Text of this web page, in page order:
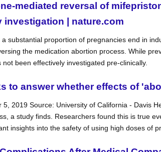
mediated reversal of
investigation | nature.com
a substantial proportion of pregnancies end in
the medication abortion process. While
not been effectively investigated pre-clinically.
to answer whether effects of
5, 2019 Source: University of California - Davis
a study finds. Researchers found this is true
insights into the safety of using high doses of